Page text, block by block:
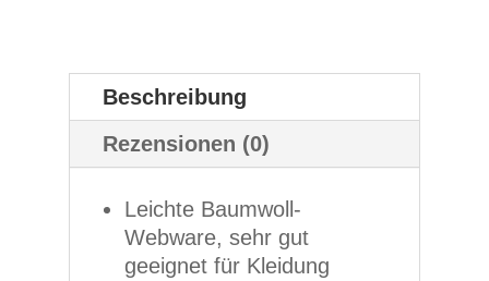
Beschreibung
Rezensionen (0)
Leichte Baumwoll-
Webware, sehr gut
geeignet für Kleidung